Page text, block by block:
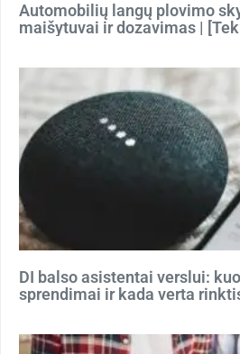
Automobilių langų plovimo
maišytuvai ir dozavimas |
DI balso asistentai verslui:
sprendimai ir kada verta